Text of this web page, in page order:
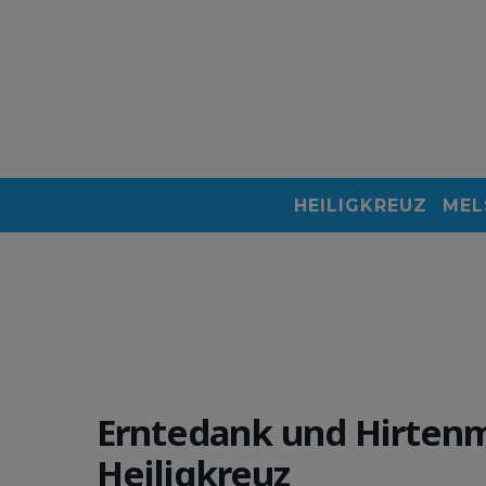
HEILIGKREUZ
Erntedank und
Heiligkreuz